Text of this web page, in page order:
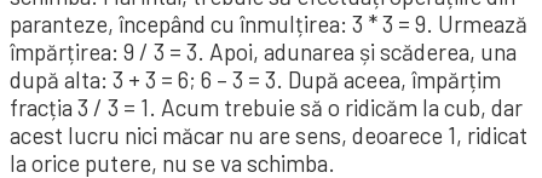
paranteze, începând cu înmulțirea: 3 * 3 = 9. Urmează
împărțirea: 9 / 3 = 3. Apoi, adunarea și scăderea, una
după alta: 3 + 3 = 6; 6 – 3 = 3. După aceea, împărțim
fracția 3 / 3 = 1. Acum trebuie să o ridicăm la cub, dar
acest lucru nici măcar nu are sens, deoarece 1, ridicat
la orice putere, nu se va schimba.